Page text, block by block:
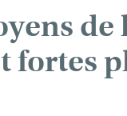
fortes